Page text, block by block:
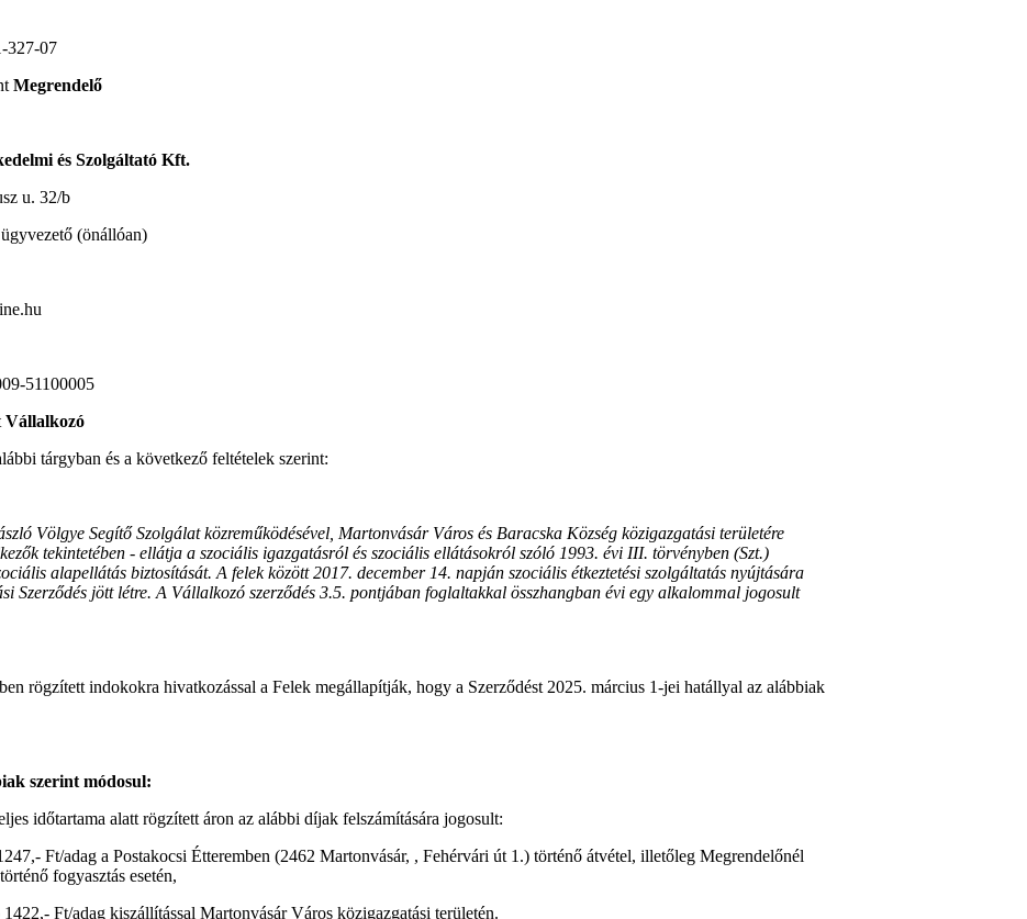
327-07
Megrendelő
és Szolgáltató Kft.
32/b
(önállóan)
51100005
Vállalkozó
tárgyban és a következő feltételek szerint:
Völgye Segítő Szolgálat közreműködésével, Martonvásár Város és Baracska Község közigazgatási területére
tekintetében - ellátja a szociális igazgatásról és szociális ellátásokról szóló 1993. évi III. törvényben (Szt.)
alapellátás biztosítását. A felek között 2017. december 14. napján szociális étkeztetési szolgáltatás nyújtására
Szerződés jött létre. A Vállalkozó szerződés 3.5. pontjában foglaltakkal összhangban évi egy alkalommal jogosult
rögzített indokokra hivatkozással a Felek megállapítják, hogy a Szerződést 2025. március 1-jei hatállyal az alábbiak
szerint módosul:
időtartama alatt rögzített áron az alábbi díjak felszámítására jogosult:
Ft/adag a Postakocsi Étteremben (2462 Martonvásár, , Fehérvári út 1.) történő átvétel, illetőleg Megrendelőnél
fogyasztás esetén,
1422,- Ft/adag kiszállítással Martonvásár Város közigazgatási területén.